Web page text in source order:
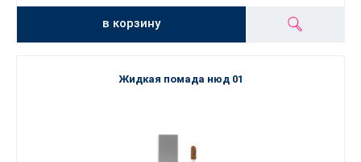
в корзину
Жидкая помада нюд 01